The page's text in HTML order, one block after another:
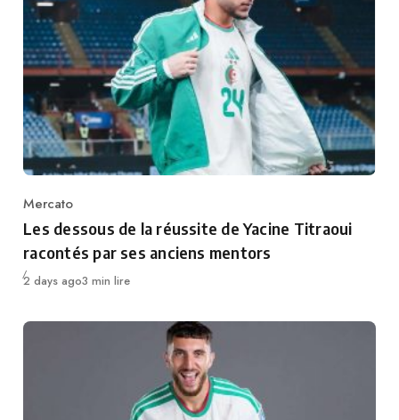
Category
Mercato
Les dessous de la réussite de Yacine Titraoui
racontés par ses anciens mentors
Publié
2 days ago3 min lire